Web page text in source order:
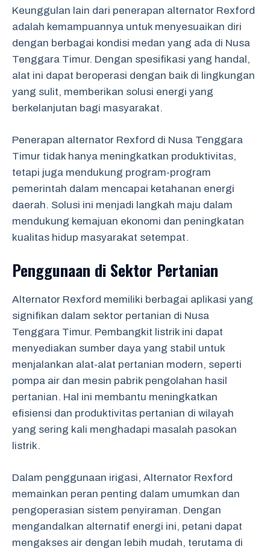
Keunggulan lain dari penerapan alternator Rexford
adalah kemampuannya untuk menyesuaikan diri
dengan berbagai kondisi medan yang ada di Nusa
Tenggara Timur. Dengan spesifikasi yang handal,
alat ini dapat beroperasi dengan baik di lingkungan
yang sulit, memberikan solusi energi yang
berkelanjutan bagi masyarakat.
Penerapan alternator Rexford di Nusa Tenggara
Timur tidak hanya meningkatkan produktivitas,
tetapi juga mendukung program-program
pemerintah dalam mencapai ketahanan energi
daerah. Solusi ini menjadi langkah maju dalam
mendukung kemajuan ekonomi dan peningkatan
kualitas hidup masyarakat setempat.
Penggunaan di Sektor Pertanian
Alternator Rexford memiliki berbagai aplikasi yang
signifikan dalam sektor pertanian di Nusa
Tenggara Timur. Pembangkit listrik ini dapat
menyediakan sumber daya yang stabil untuk
menjalankan alat-alat pertanian modern, seperti
pompa air dan mesin pabrik pengolahan hasil
pertanian. Hal ini membantu meningkatkan
efisiensi dan produktivitas pertanian di wilayah
yang sering kali menghadapi masalah pasokan
listrik.
Dalam penggunaan irigasi, Alternator Rexford
memainkan peran penting dalam umumkan dan
pengoperasian sistem penyiraman. Dengan
mengandalkan alternatif energi ini, petani dapat
mengakses air dengan lebih mudah, terutama di